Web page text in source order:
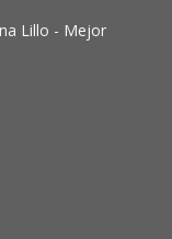
Lillo - Mejor